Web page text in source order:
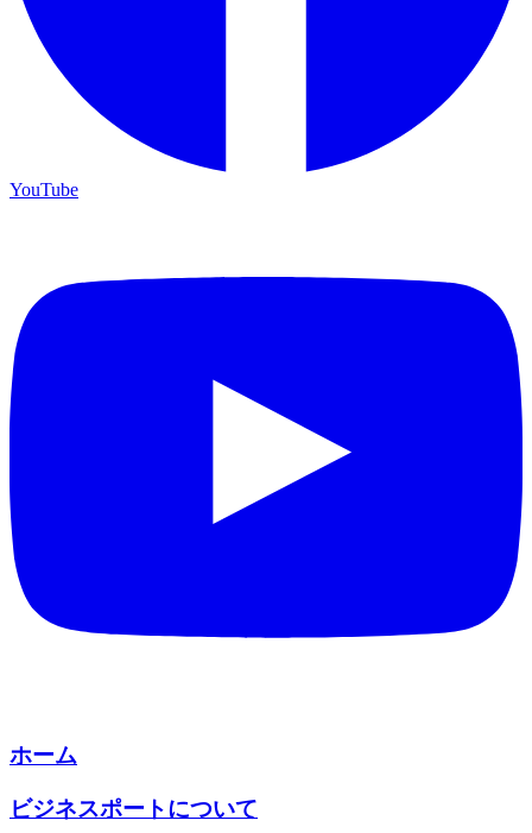
YouTube
ホーム
ビジネスポートについて